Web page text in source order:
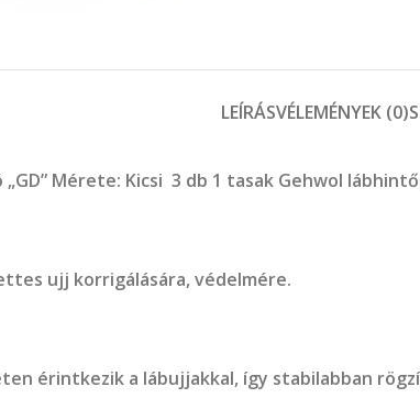
LEÍRÁSVÉLEMÉNYEK (0)
Mérete: Kicsi 3 db 1 tasak Gehwol
ujj korrigálására, védelmére.
érintkezik a lábujjakkal, így stabilabban